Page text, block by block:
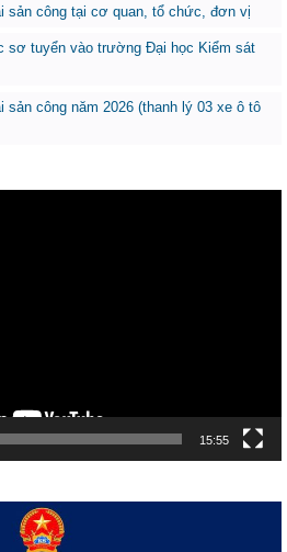
sản công tại cơ quan, tổ chức, đơn vị
sơ tuyển vào trường Đại học Kiểm sát
công năm 2026 (thanh lý 03 xe ô tô
15:55